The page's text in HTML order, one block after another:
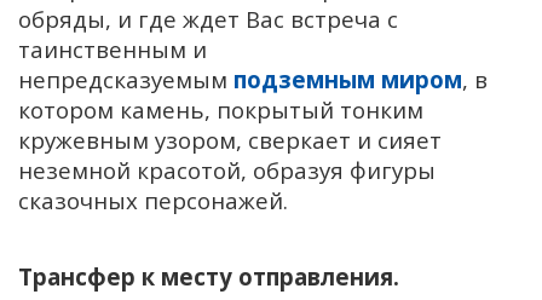
обряды, и где ждет Вас встреча с
таинственным и
непредсказуемым подземным миром, в
котором камень, покрытый тонким
кружевным узором, сверкает и сияет
неземной красотой, образуя фигуры
сказочных персонажей.
Трансфер к месту отправления.